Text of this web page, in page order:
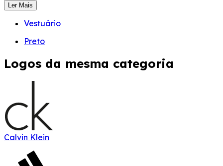
Ler Mais
Vestuário
Preto
Logos da mesma categoria
Calvin Klein